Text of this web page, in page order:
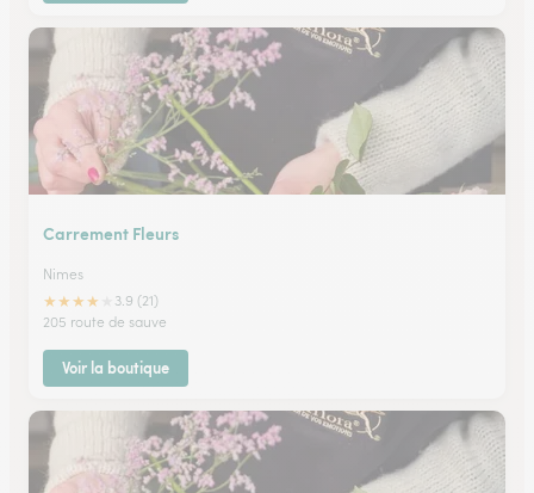
Carrement Fleurs
Nimes
★★★★
3.9 (21)
205 route de sauve
Voir la boutique